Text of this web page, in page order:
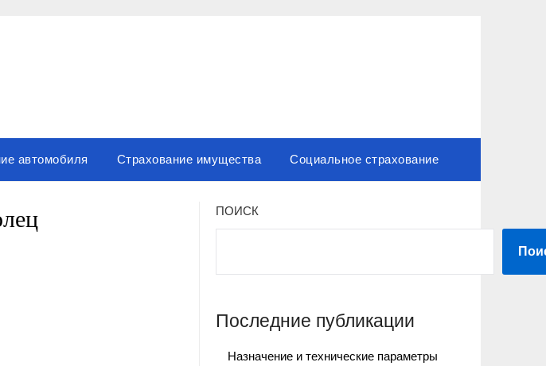
автомобиля Страхование имущества Социальное страхование
ПОИСК
Последние публикации
Назначение и технические параметры